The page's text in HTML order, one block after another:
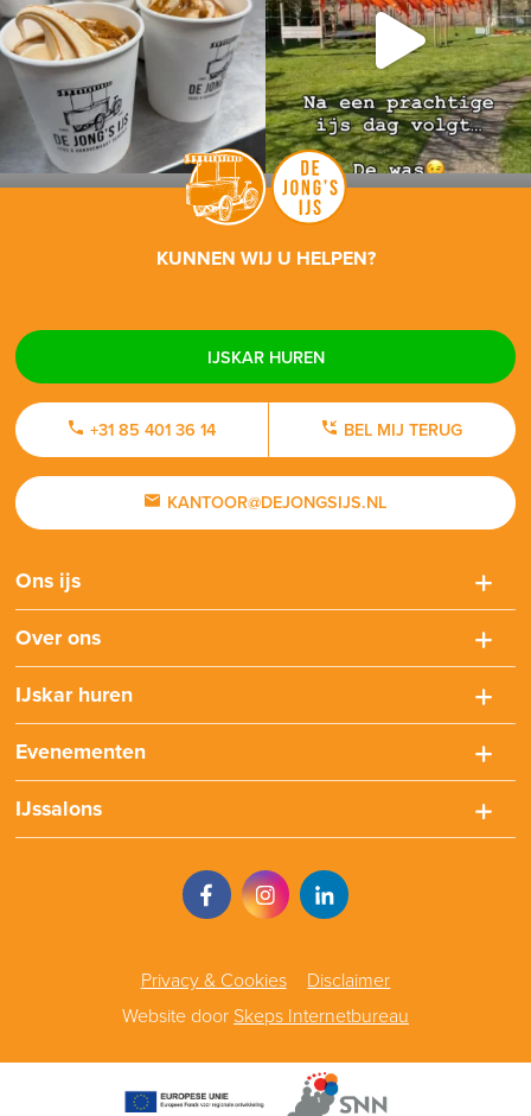
KUNNEN WIJ U HELPEN?
IJSKAR HUREN
+31 85 401 36 14 BEL MIJ TERUG
KANTOOR@DEJONGSIJS.NL
Ons ijs
Over ons
IJskar huren
Evenementen
IJssalons
Privacy & Cookies
Disclaimer
Website door Skeps Internetbureau